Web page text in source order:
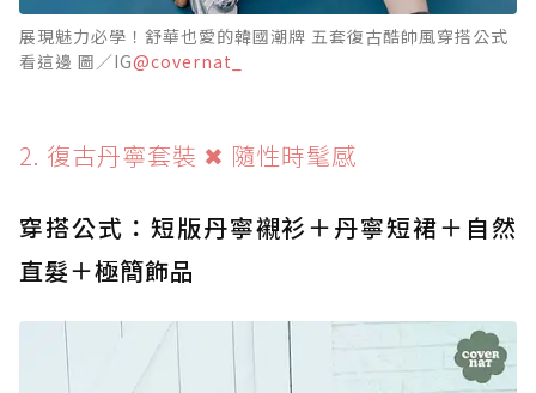
展現魅力必學！舒華也愛的韓國潮牌 五套復古酷帥風穿搭公式
看這邊 圖／IG@covernat_
2. 復古丹寧套裝 ✖ 隨性時髦感
穿搭公式：短版丹寧襯衫＋丹寧短裙＋自然
直髮＋極簡飾品